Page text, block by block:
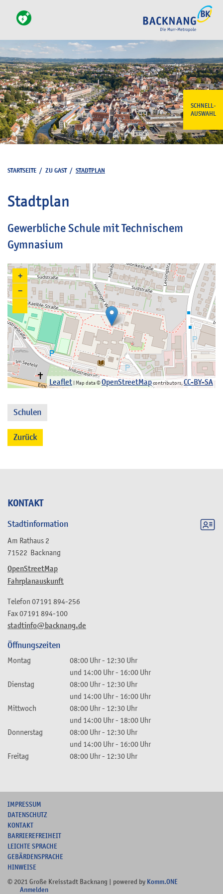
SCHNELL-
AUSWAHL
KONTAKT
Stadtinformation
Am Rathaus 2
71522 Backnang
OpenStreetMap
Fahrplanauskunft
stadtinfo@backnang.de
Telefon 07191 894-256
Fax07191 894-100
Öffnungszeiten
Montag 08:00 Uhr- 12:30 Uhr
und 14:00 Uhr- 16:00 Uhr
Dienstag
08:00 Uhr- 12:30 Uhr
und 14:00 Uhr- 16:00 Uhr
Mittwoch
08:00 Uhr- 12:30 Uhr
und 14:00 Uhr- 18:00 Uhr
Donnerstag
08:00 Uhr- 12:30 Uhr
und 14:00 Uhr- 16:00 Uhr
Freitag
08:00 Uhr- 12:30 Uhr
STARTSEITE / ZU GAST/ STADTPLAN
Stadtplan
Gewerbliche Schule mit Technischem
Gymnasium
+
−
Leaflet | Map data ©OpenStreetMapcontributors, CC-BY-SA
Schulen
Zurück
IMPRESSUM
DATENSCHUTZ
KONTAKT
BARRIEREFREIHEIT
L EICHTE SPRACHE
GEBÄRDENSPRACHE
HINWEISE
© 2021 Große Kreisstadt Backnang | powered by Komm.ONE
Anmelden